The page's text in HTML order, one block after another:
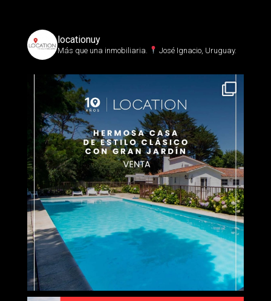
locationuy
Más que una inmobiliaria.⁣ José Ignacio, Uruguay.